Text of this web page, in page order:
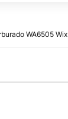
WA6505 Wix